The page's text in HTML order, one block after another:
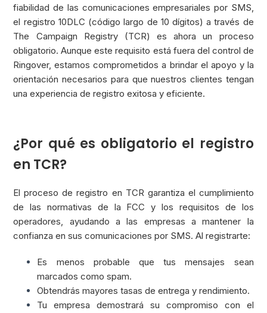
fiabilidad de las comunicaciones empresariales por SMS,
el registro 10DLC (código largo de 10 dígitos) a través de
The Campaign Registry (TCR) es ahora un proceso
obligatorio. Aunque este requisito está fuera del control de
Ringover, estamos comprometidos a brindar el apoyo y la
orientación necesarios para que nuestros clientes tengan
una experiencia de registro exitosa y eficiente.
¿Por qué es obligatorio el registro
en TCR?
El proceso de registro en TCR garantiza el cumplimiento
de las normativas de la FCC y los requisitos de los
operadores, ayudando a las empresas a mantener la
confianza en sus comunicaciones por SMS. Al registrarte:
Es menos probable que tus mensajes sean
marcados como spam.
Obtendrás mayores tasas de entrega y rendimiento.
Tu empresa demostrará su compromiso con el